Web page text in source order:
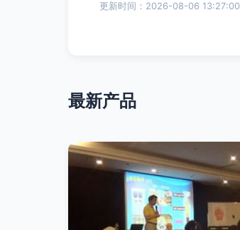
更新时间：2026-08-06 13:27:00
最新产品